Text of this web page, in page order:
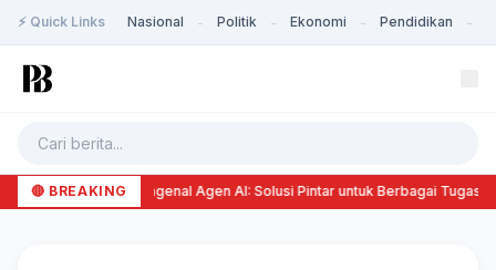
⚡ Quick Links Nasional - Politik - Ekonomi - Pendidikan -
🔴 BREAKING Mengenal Agen AI: Solusi Pintar untuk Berbagai Tugas